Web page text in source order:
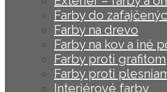
Farby do
Farby na drevo
Farby na kov a iné
Farby proti grafitom
Farby proti
Interiérové farby